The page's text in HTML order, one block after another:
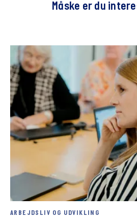
Måske er du
ARBEJDSLIV OG UDVIKLING